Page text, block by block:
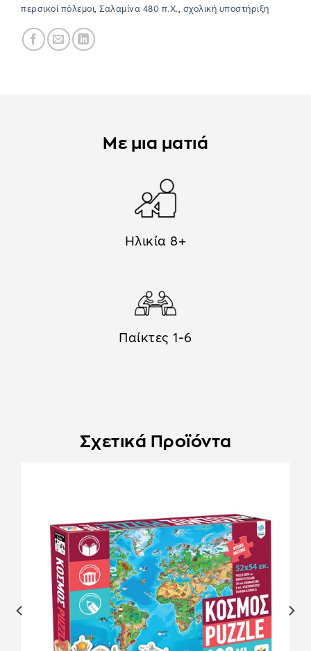
περσικοί πόλεμοι, Σαλαμίνα 480 π.Χ., σχολική υποστήριξη
Με μια ματιά
Ηλικία 8+
Παίκτες 1-6
Σχετικά Προϊόντα